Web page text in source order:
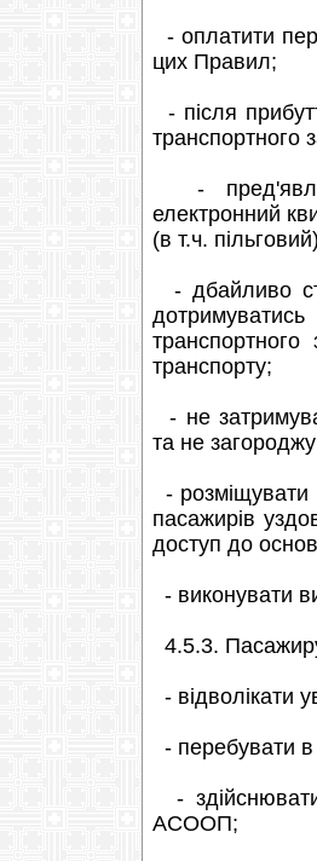
- оплатити
цих Правил;
- після
транспортного
-
електронний
(в т.ч.
- дбайливо
транспорту;
- не
та не
- розміщувати
пасажирів
доступ до
- виконувати
4.5.3.
- відволікати
- перебувати в
-
АСООП;